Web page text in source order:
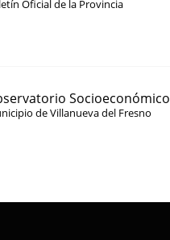
Oficial de la Provincia
Socioeconómico
de Villanueva del Fresno